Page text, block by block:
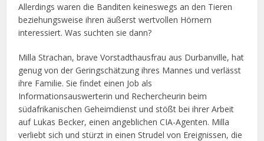
Allerdings waren die Banditen keineswegs an den Tieren
beziehungsweise ihren äußerst wertvollen Hörnern
interessiert. Was suchten sie dann?
Milla Strachan, brave Vorstadthausfrau aus Durbanville, hat
genug von der Geringschätzung ihres Mannes und verlässt
ihre Familie. Sie findet einen Job als
Informationsauswerterin und Rechercheurin beim
südafrikanischen Geheimdienst und stößt bei ihrer Arbeit
auf Lukas Becker, einen angeblichen CIA-Agenten. Milla
verliebt sich und stürzt in einen Strudel von Ereignissen, die